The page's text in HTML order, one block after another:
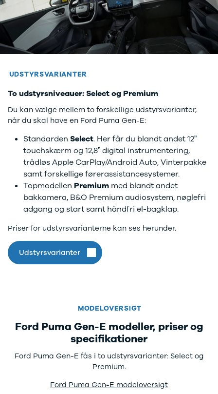
Arteon
California
Crafter
Golf
Sportsvan
The Beetle
e-Transporter
Caddy Maxi
Volvo
Elbil
SUV
Stationcar
EX30
XC40
EX40
C40
XC60
XC90
V40
XPENG
G6
P7
Zeekr
7X
Se alle
UDSTYRSVARIANTER
To udstyrsniveauer: Select og Premium
Du kan vælge mellem to forskellige udstyrsvarianter,
når du skal have en Ford Puma Gen-E:
Standarden Select. Her får du blandt andet 12”
touchskærm og 12,8” digital instrumentering,
trådløs Apple CarPlay/Android Auto, Vinterpakke
samt forskellige førerassistancesystemer.
Topmodellen Premium med blandt andet
bakkamera, B&O Premium audiosystem, nøglefri
adgang og start samt håndfri el-bagklap.
Priser for udstyrsvarianterne kan ses herunder.
Udstyrsvarianter
MODELOVERSIGT
Ford Puma Gen-E modeller, priser og
specifikationer
Ford Puma Gen-E fås i to udstyrsvarianter: Select og
Premium.
Ford Puma Gen-E modeloversigt